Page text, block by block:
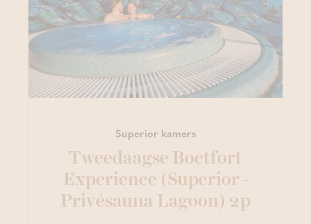
Superior kamers
Tweedaagse Boetfort
Experience (Superior -
Privésauna Lagoon) 2p